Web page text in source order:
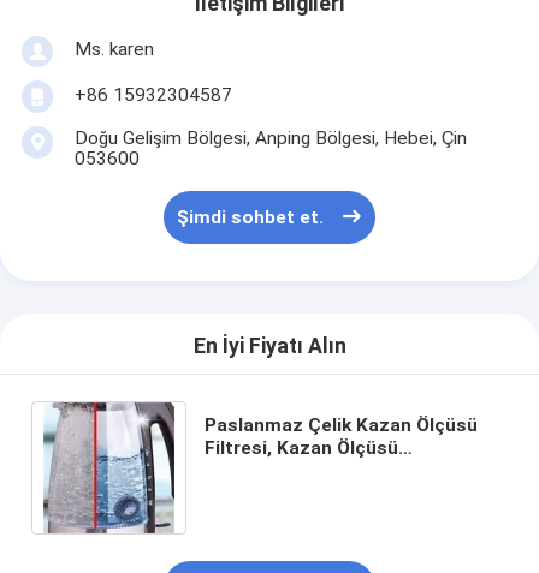
Haberler
Şimdi sohbet et.
Paslanmaz Çelik X Tend File
Padel bahçesi çitleri
Örme tel örgü
Taş gabion sepeti
Ms. karen
+86 15932304587
Doğu Gelişim Bölgesi, Anping Bölgesi, Hebei, Çin
053600
Şimdi sohbet et.
En İyi Fiyatı Alın
Paslanmaz Çelik Kazan Ölçüsü
Filtresi, Kazan Ölçüsü